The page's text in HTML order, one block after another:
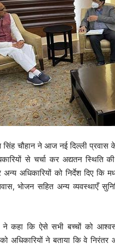
सिंह चौहान ने आज नई दिल्ली
से चर्चा कर अद्यतन स्थिति
अधिकारियों को निर्देश दिए कि
भोजन सहित अन्य व्यवस्थाएँ
ने कहा कि ऐसे सभी बच्चों को
अधिकारियों ने बताया कि वे